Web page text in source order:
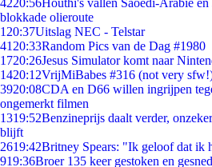
4220:56Houthi's vallen Saoedi-Arabië en
blokkade olieroute
1 20:37Uitslag NEC - Telstar
41 20:33Random Pics van de Dag #1980
1720:26Jesus Simulator komt naar
1420:12VrijMiBabes #316 (not very
3920:08CDA en D66 willen ingrijpen
ongemerkt filmen
1319:52Benzineprijs daalt verder,
blijft
2619:42Britney Spears: "Ik geloof dat ik
919:36Broer 135 keer gestoken en